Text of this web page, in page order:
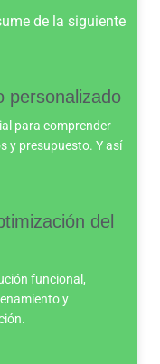
de la siguiente
personalizado
para comprender
y presupuesto. Y así
del
funcional,
y